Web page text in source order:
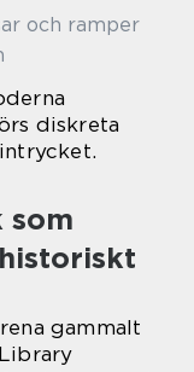
och ramper
diskreta
som
gammalt